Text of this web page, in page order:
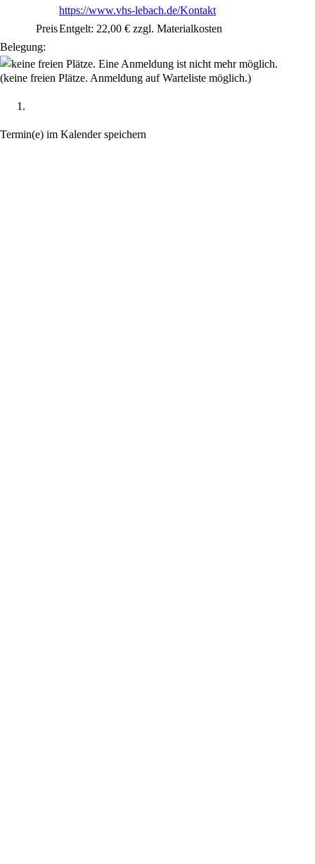
https://www.vhs-lebach.de/Kontakt
PreisEntgelt: 22,00 € zzgl. Materialkosten
Belegung:
(keine freien Plätze. Anmeldung auf Warteliste möglich.)
Termin(e) im Kalender speichern